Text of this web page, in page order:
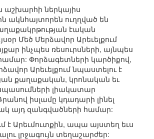
ներկայիս
ակնհայտորեն ուղղված են
էական
Մեծ Մերձավոր Արեւելքում
ինչպես ռեսուրսների, այնպես
Փորձագետների կարծիքով,
Արեւելքում նպաստելու է
քաղաքական, կրոնական եւ
լիակատար
իսլամը կդադարի լինել
այդ զանգվածների համար:
է Արեւմուտքին, ապա այստեղ եւս
լրջագույն տեղաշարժեր: